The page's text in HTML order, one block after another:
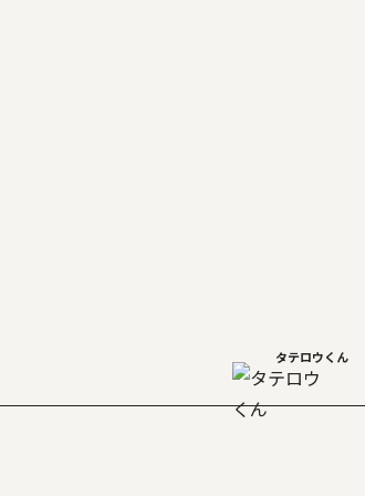
タテロウくん